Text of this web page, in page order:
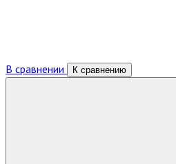
В сравнении К сравнению